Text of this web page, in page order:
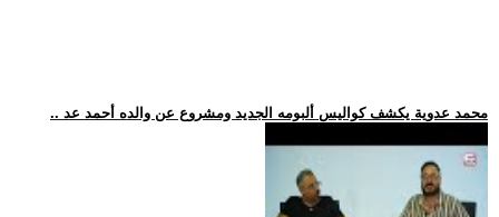
.. محمد عدوية يكشف كواليس ألبومه الجديد ومشروع عن والده أحمد عد